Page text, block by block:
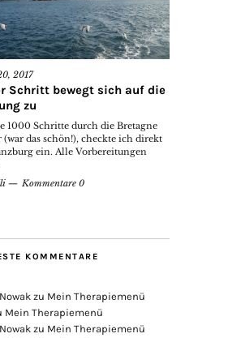
2017
Schritt bewegt sich auf die
zu
1000 Schritte durch die Bretagne
(war das schön!), checkte ich direkt
ein. Alle Vorbereitungen
Kommentare 0
KOMMENTARE
zu Mein Therapiemenü
Mein Therapiemenü
zu Mein Therapiemenü